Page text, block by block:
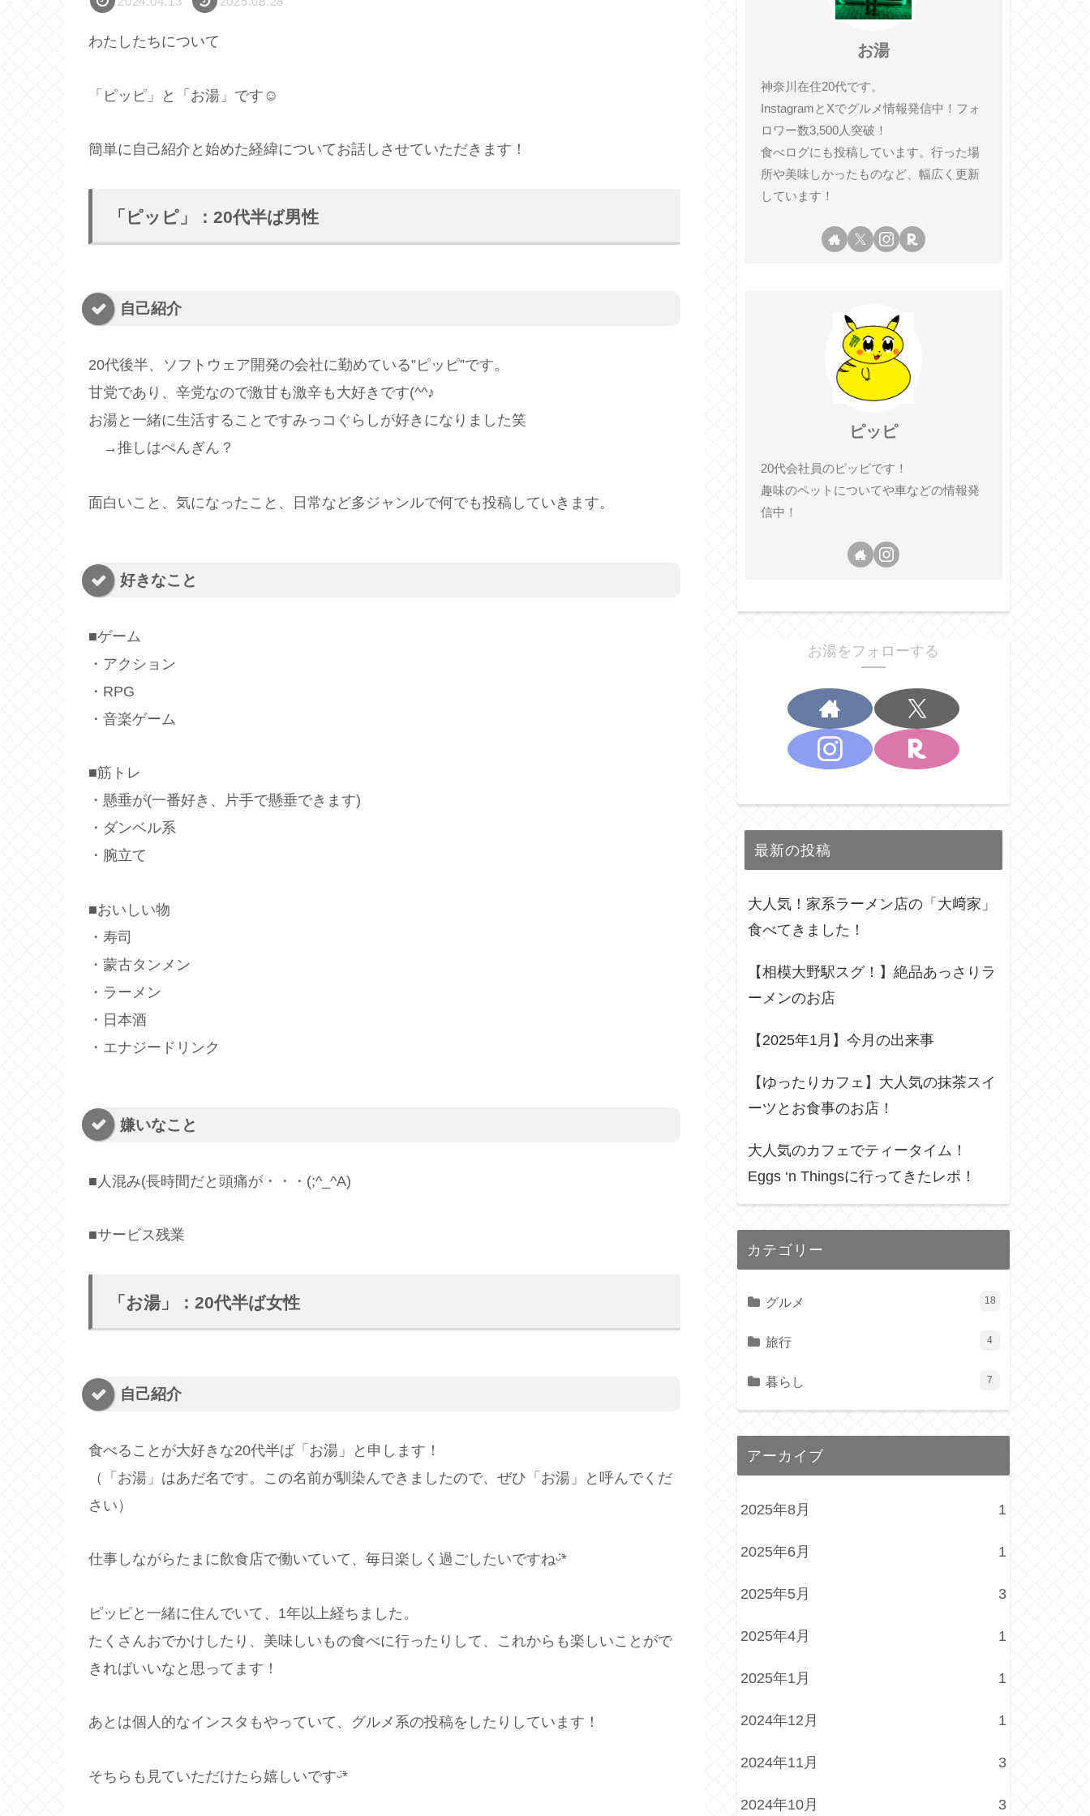
わたしたちについて
「ピッピ」と「お湯」です☺︎
簡単に自己紹介と始めた経緯についてお話しさせていただきます！
「ピッピ」：20代半ば男性
自己紹介
20代後半、ソフトウェア開発の会社に勤めている”ピッピ”です。
甘党であり、辛党なので激甘も激辛も大好きです(^^♪
お湯と一緒に生活することですみっコぐらしが好きになりました笑
→推しはぺんぎん？
面白いこと、気になったこと、日常など多ジャンルで何でも投稿していきます。
好きなこと
■ゲーム
・アクション
・RPG
・音楽ゲーム
■筋トレ
・懸垂が(一番好き、片手で懸垂できます)
・ダンベル系
・腕立て
■おいしい物
・寿司
・蒙古タンメン
・ラーメン
・日本酒
・エナジードリンク
嫌いなこと
■人混み(長時間だと頭痛が・・・(;^_^A)
■サービス残業
「お湯」：20代半ば女性
自己紹介
食べることが大好きな20代半ば「お湯」と申します！
（「お湯」はあだ名です。この名前が馴染んできましたので、ぜひ「お湯」と呼んでくだ
さい）
仕事しながらたまに飲食店で働いていて、毎日楽しく過ごしたいですねᵕ̈*
ピッピと一緒に住んでいて、1年以上経ちました。
たくさんおでかけしたり、美味しいもの食べに行ったりして、これからも楽しいことがで
きればいいなと思ってます！
あとは個人的なインスタもやっていて、グルメ系の投稿をしたりしています！
そちらも見ていただけたら嬉しいですᵕ̈*
お湯
神奈川在住20代です。
InstagramとXでグルメ情報発信中！フォ
ロワー数3,500人突破！
食べログにも投稿しています。行った場
所や美味しかったものなど、幅広く更新
しています！
ピッピ
20代会社員のピッピです！
趣味のペットについてや車などの情報発
信中！
お湯をフォローする
最新の投稿
大人気！家系ラーメン店の「大﨑家」
食べてきました！
【相模大野駅スグ！】絶品あっさりラ
ーメンのお店
【2025年1月】今月の出来事
【ゆったりカフェ】大人気の抹茶スイ
ーツとお食事のお店！
大人気のカフェでティータイム！
Eggs ‘n Thingsに行ってきたレポ！
カテゴリー
グルメ 18
旅行 4
暮らし 7
アーカイブ
2025年8月 1
2025年6月 1
2025年5月 3
2025年4月 1
2025年1月 1
2024年12月 1
2024年11月 3
2024年10月 3